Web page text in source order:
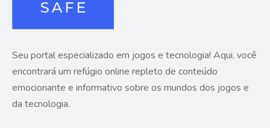
Seu portal especializado em jogos e tecnologia! Aqui, você
encontrará um refúgio online repleto de conteúdo
emocionante e informativo sobre os mundos dos jogos e
da tecnologia.